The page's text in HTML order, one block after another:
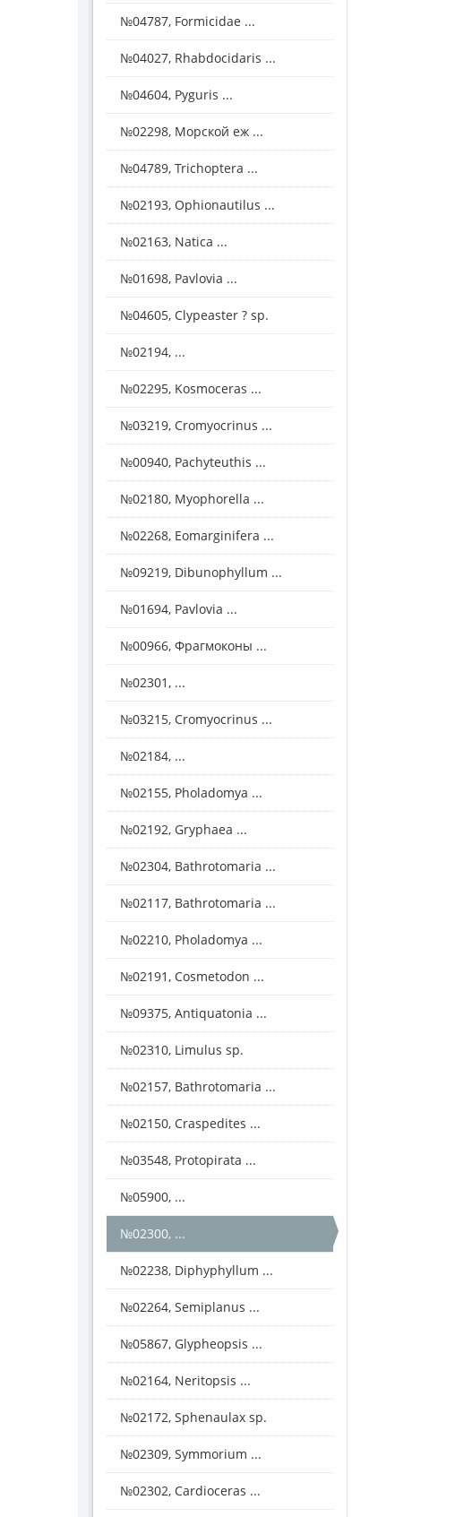
№04787, Formicidae ...
№04027, Rhabdocidaris ...
№04604, Pyguris ...
№02298, Морской еж ...
№04789, Trichoptera ...
№02193, Ophionautilus ...
№02163, Natica ...
№01698, Pavlovia ...
№04605, Clypeaster ? sp.
№02194, ...
№02295, Kosmoceras ...
№03219, Cromyocrinus ...
№00940, Pachyteuthis ...
№02180, Myophorella ...
№02268, Eomarginifera ...
№09219, Dibunophyllum ...
№01694, Pavlovia ...
№00966, Фрагмоконы ...
№02301, ...
№03215, Cromyocrinus ...
№02184, ...
№02155, Pholadomya ...
№02192, Gryphaea ...
№02304, Bathrotomaria ...
№02117, Bathrotomaria ...
№02210, Pholadomya ...
№02191, Cosmetodon ...
№09375, Antiquatonia ...
№02310, Limulus sp.
№02157, Bathrotomaria ...
№02150, Craspedites ...
№03548, Protopirata ...
№05900, ...
№02300, ...
№02238, Diphyphyllum ...
№02264, Semiplanus ...
№05867, Glypheopsis ...
№02164, Neritopsis ...
№02172, Sphenaulax sp.
№02309, Symmorium ...
№02302, Cardioceras ...